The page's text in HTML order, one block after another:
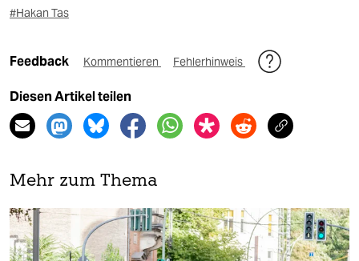
#Hakan Tas
Feedback Kommentieren Fehlerhinweis
Diesen Artikel teilen
Mehr zum Thema